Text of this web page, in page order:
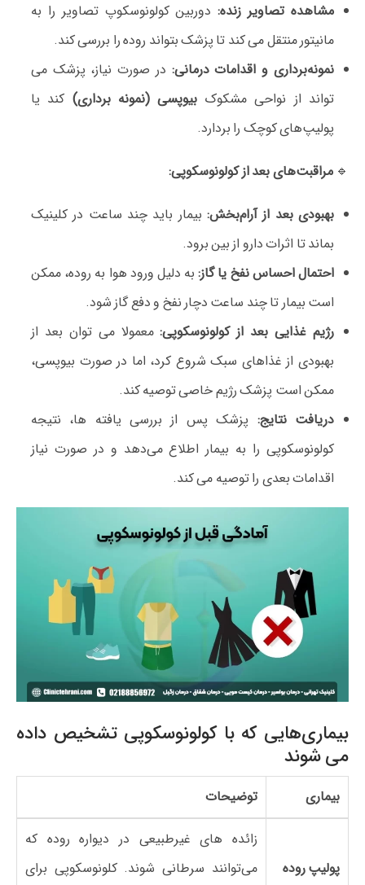
مشاهده تصاویر زنده:دوربین کولونوسکوپ تصاویر را به
مانیتور منتقل می‌ کند تا پزشک بتواند روده را بررسی کند.
نمونه‌برداری و اقدامات درمانی: در صورت نیاز، پزشک می‌
تواند از نواحی مشکوک بیوپسی (نمونه‌ برداری) کند یا
پولیپ‌های کوچک را بردارد.
🔹مراقبت‌های بعد از کولونوسکوپی:
بهبودی بعد از آرام‌بخش: بیمار باید چند ساعت در کلینیک
بماند تا اثرات دارو از بین برود.
احتمال احساس نفخ یا گاز:به دلیل ورود هوا به روده، ممکن
است بیمار تا چند ساعت دچار نفخ و دفع گاز شود.
رژیم غذایی بعد از کولونوسکوپی:معمولا می‌ توان بعد از
بهبودی از غذاهای سبک شروع کرد، اما در صورت بیوپسی،
ممکن است پزشک رژیم خاصی توصیه کند.
دریافت نتایج: پزشک پس از بررسی یافته‌ ها، نتیجه
کولونوسکوپی را به بیمار اطلاع می‌دهد و در صورت نیاز
اقدامات بعدی را توصیه می‌ کند.
بیماری‌هایی که با کولونوسکوپی تشخیص داده
می‌ شوند
بیماری توضیحات
پولیپ روده
زائده‌ های غیرطبیعی در دیواره روده که
می‌توانند سرطانی شوند. کلونوسکوپی برای